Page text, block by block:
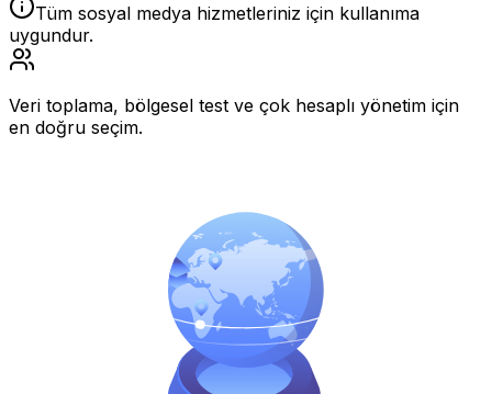
Tüm sosyal medya hizmetleriniz için kullanıma
uygundur.
Veri toplama, bölgesel test ve çok hesaplı yönetim için
en doğru seçim.